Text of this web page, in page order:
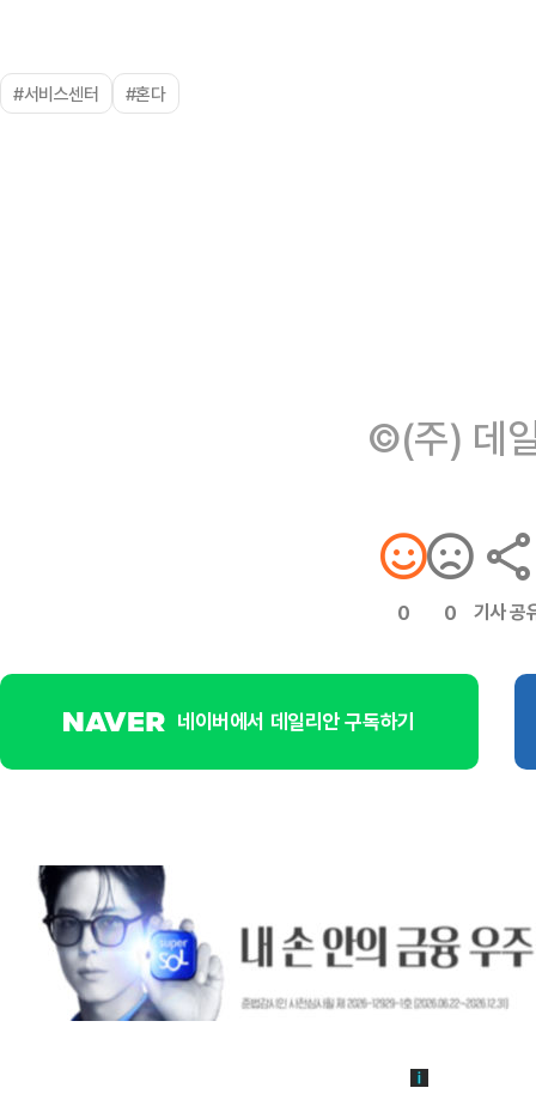
#서비스센터 #혼다
©(주) 데
0 0 기사 공
네이버에서 데일리안 구독하기